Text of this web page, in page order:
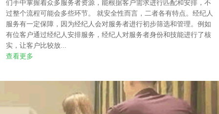
们手中掌握着众多服务者资源，能根据客户需求进行匹配和安排，不
过整个流程可能会多些环节。 就安全性而言，二者各有特点。经纪人
服务有一定保障，因为经纪人会对服务者进行初步筛选和管理。例如
有位客户通过经纪人安排服务，经纪人对服务者身份和技能进行了核
实，让客户比较放...
查看更多